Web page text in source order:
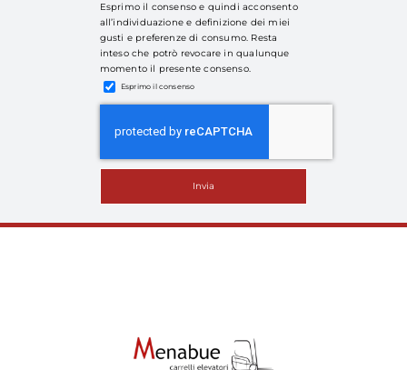
Esprimo il consenso e quindi acconsento
all’individuazione e definizione dei miei
gusti e preferenze di consumo. Resta
inteso che potrò revocare in qualunque
momento il presente consenso.
Esprimo il consenso
Invia